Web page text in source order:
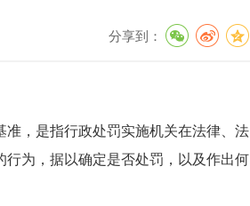
分享到：
准，是指行政处罚实施机关在法律、法
为，据以确定是否处罚，以及作出何